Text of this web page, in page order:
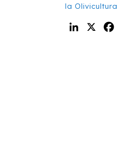
la Olivicultura
LinkedIn
X